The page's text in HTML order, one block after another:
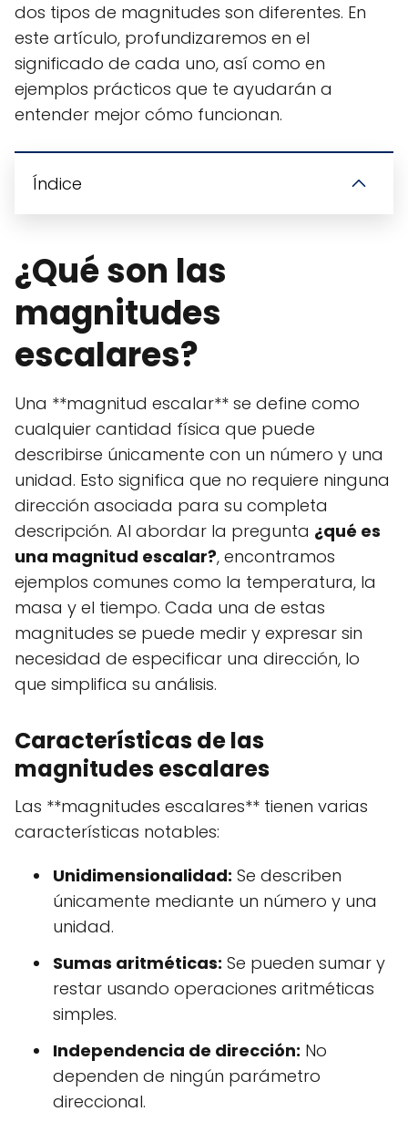
dos tipos de magnitudes son diferentes. En
este artículo, profundizaremos en el
significado de cada uno, así como en
ejemplos prácticos que te ayudarán a
entender mejor cómo funcionan.
Índice
¿Qué son las
magnitudes
escalares?
Una **magnitud escalar** se define como
cualquier cantidad física que puede
describirse únicamente con un número y una
unidad. Esto significa que no requiere ninguna
dirección asociada para su completa
descripción. Al abordar la pregunta ¿qué es
una magnitud escalar?, encontramos
ejemplos comunes como la temperatura, la
masa y el tiempo. Cada una de estas
magnitudes se puede medir y expresar sin
necesidad de especificar una dirección, lo
que simplifica su análisis.
Características de las
magnitudes escalares
Las **magnitudes escalares** tienen varias
características notables:
Unidimensionalidad: Se describen
únicamente mediante un número y una
unidad.
Sumas aritméticas: Se pueden sumar y
restar usando operaciones aritméticas
simples.
Independencia de dirección: No
dependen de ningún parámetro
direccional.